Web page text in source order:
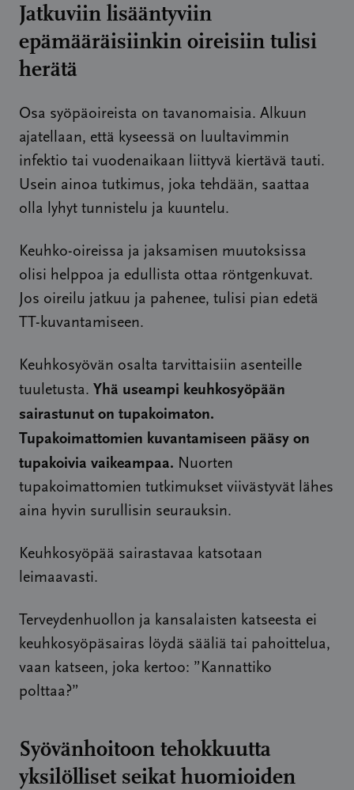
Jatkuviin lisääntyviin
epämääräisiinkin oireisiin tulisi
herätä
Osa syöpäoireista on tavanomaisia. Alkuun
ajatellaan, että kyseessä on luultavimmin
infektio tai vuodenaikaan liittyvä kiertävä tauti.
Usein ainoa tutkimus, joka tehdään, saattaa
olla lyhyt tunnistelu ja kuuntelu.
Keuhko-oireissa ja jaksamisen muutoksissa
olisi helppoa ja edullista ottaa röntgenkuvat.
Jos oireilu jatkuu ja pahenee, tulisi pian edetä
TT-kuvantamiseen.
Keuhkosyövän osalta tarvittaisiin asenteille
tuuletusta. Yhä useampi keuhkosyöpään
sairastunut on tupakoimaton.
Tupakoimattomien kuvantamiseen pääsy on
tupakoivia vaikeampaa. Nuorten
tupakoimattomien tutkimukset viivästyvät lähes
aina hyvin surullisin seurauksin.
Keuhkosyöpää sairastavaa katsotaan
leimaavasti.
Terveydenhuollon ja kansalaisten katseesta ei
keuhkosyöpäsairas löydä sääliä tai pahoittelua,
vaan katseen, joka kertoo: ”Kannattiko
polttaa?”
Syövänhoitoon tehokkuutta
yksilölliset seikat huomioiden